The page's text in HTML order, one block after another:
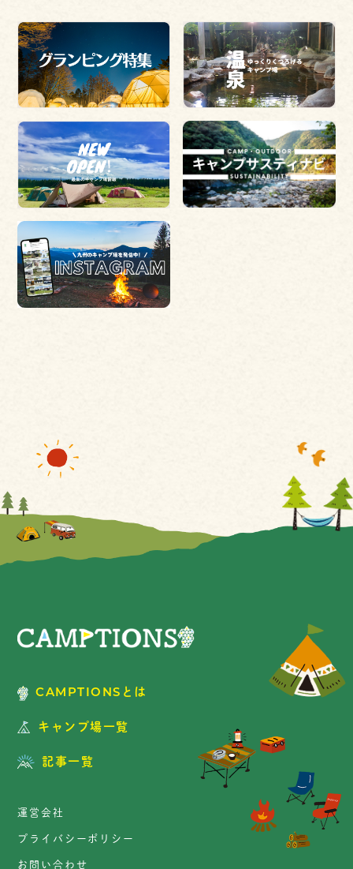
CAMPTIONSとは
キャンプ場一覧
記事一覧
運営会社
プライバシーポリシー
お問い合わせ